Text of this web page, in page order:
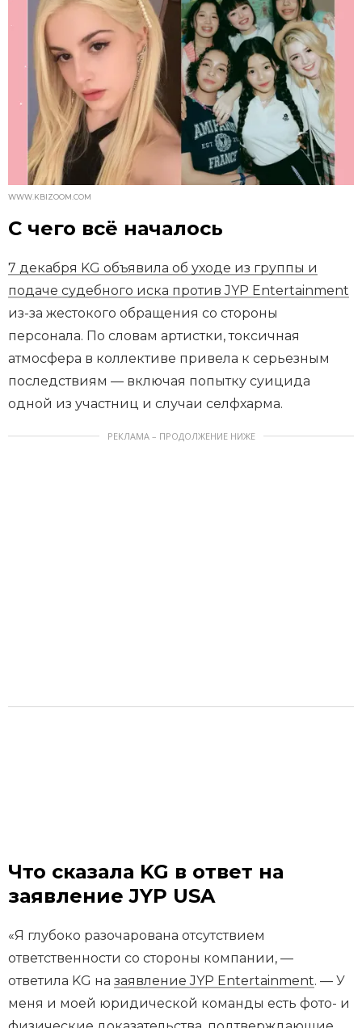
WWW.KBIZOOM.COM
С чего всё началось
7 декабря KG объявила об уходе из группы и
подаче судебного иска против JYP Entertainment
из-за жестокого обращения со стороны
персонала. По словам артистки, токсичная
атмосфера в коллективе привела к серьезным
последствиям — включая попытку суицида
одной из участниц и случаи селфхарма.
РЕКЛАМА – ПРОДОЛЖЕНИЕ НИЖЕ
Что сказала KG в ответ на
заявление JYP USA
«Я глубоко разочарована отсутствием
ответственности со стороны компании, —
ответила KG на заявление JYP Entertainment. — У
меня и моей юридической команды есть фото- и